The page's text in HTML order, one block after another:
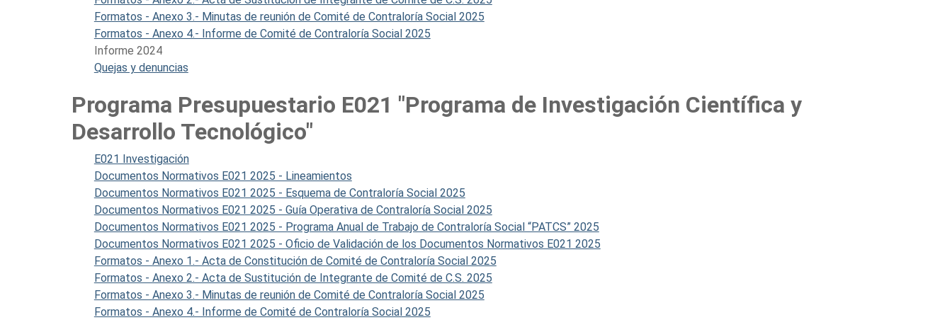
Formatos - Anexo 3.- Minutas de reunión de Comité de Contraloría Social 2025
Formatos - Anexo 4.- Informe de Comité de Contraloría Social 2025
Informe 2024
Quejas y denuncias
Programa Presupuestario E021 "Programa de Investigación Científica y
Desarrollo Tecnológico"
E021 Investigación
Documentos Normativos E021 2025 - Lineamientos
Documentos Normativos E021 2025 - Esquema de Contraloría Social 2025
Documentos Normativos E021 2025 - Guía Operativa de Contraloría Social 2025
Documentos Normativos E021 2025 - Programa Anual de Trabajo de Contraloría Social “PATCS” 2025
Documentos Normativos E021 2025 - Oficio de Validación de los Documentos Normativos E021 2025
Formatos - Anexo 1.- Acta de Constitución de Comité de Contraloría Social 2025
Formatos - Anexo 2.- Acta de Sustitución de Integrante de Comité de C.S. 2025
Formatos - Anexo 3.- Minutas de reunión de Comité de Contraloría Social 2025
Formatos - Anexo 4.- Informe de Comité de Contraloría Social 2025